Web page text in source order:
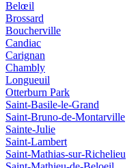
Belœil
Brossard
Boucherville
Candiac
Carignan
Chambly
Longueuil
Otterburn Park
Saint-Basile-le-Grand
Saint-Bruno-de-Montarville
Sainte-Julie
Saint-Lambert
Saint-Mathias-sur-Richelieu